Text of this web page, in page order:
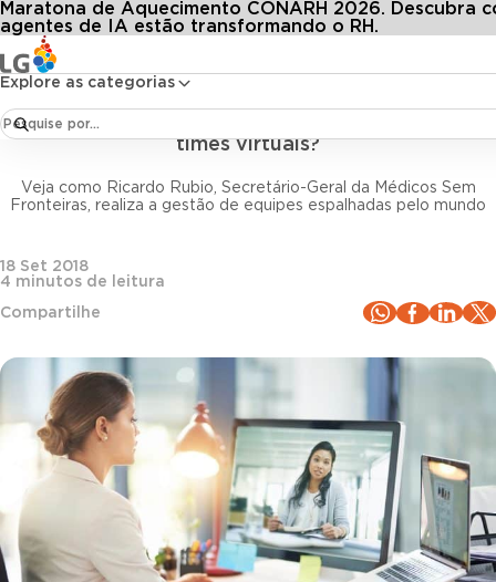
Explore as categorias
Maratona de Aquecimento CONARH 2026. Descubra
agentes de IA estão transformando o RH.
Conteúdos Blog LG Todos os artigos
Liderança à distância: como fazer a gestão de times virtuais?
Liderança à distância: como fazer a gestão de
times virtuais?
Veja como Ricardo Rubio, Secretário-Geral da Médicos Sem
Fronteiras, realiza a gestão de equipes espalhadas pelo mundo
18 Set 2018
4 minutos de leitura
Compartilhe